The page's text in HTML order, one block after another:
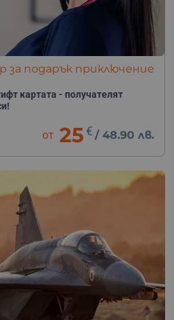
за подарък приключение
картата - получателят
от 25 € / 48.90 лв.